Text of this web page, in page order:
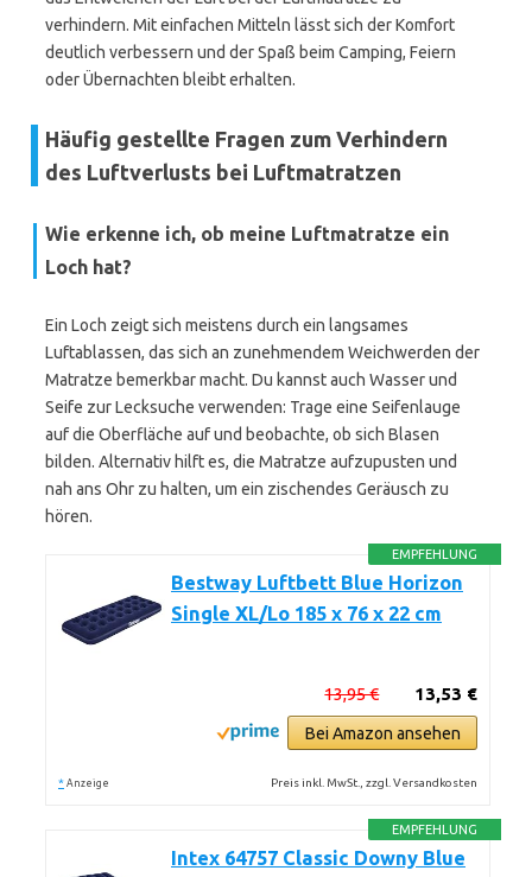
verhindern. Mit einfachen Mitteln lässt sich der Komfort
deutlich verbessern und der Spaß beim Camping, Feiern
oder Übernachten bleibt erhalten.
Häufig gestellte Fragen zum Verhindern
des Luftverlusts bei Luftmatratzen
Wie erkenne ich, ob meine Luftmatratze ein
Loch hat?
Ein Loch zeigt sich meistens durch ein langsames
Luftablassen, das sich an zunehmendem Weichwerden der
Matratze bemerkbar macht. Du kannst auch Wasser und
Seife zur Lecksuche verwenden: Trage eine Seifenlauge
auf die Oberfläche auf und beobachte, ob sich Blasen
bilden. Alternativ hilft es, die Matratze aufzupusten und
nah ans Ohr zu halten, um ein zischendes Geräusch zu
hören.
EMPFEHLUNG
Bestway Luftbett Blue Horizon
Single XL/Lo 185 x 76 x 22 cm
13,53 €
13,95 €
Bei Amazon ansehen
* Anzeige Preis inkl. MwSt., zzgl. Versandkosten
EMPFEHLUNG
Intex 64757 Classic Downy Blue